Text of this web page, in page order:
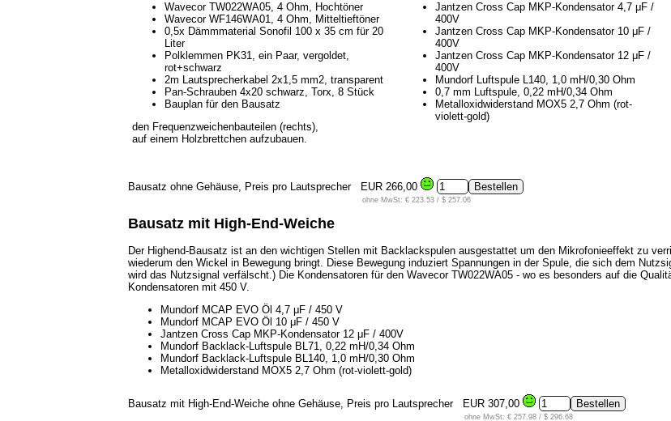
Wavecor TW022WA05, 4 Ohm, Hochtöner
Wavecor WF146WA01, 4 Ohm, Mitteltieftöner
0,5x Dämmmaterial Sonofil 100 x 35 cm für 20
Liter
Polklemmen PK31, ein Paar, vergoldet,
rot+schwarz
2m Lautsprecherkabel 2x1,5 mm2, transparent
Pan-Schrauben 4x20 schwarz, Torx, 8 Stück
Bauplan für den Bausatz
den Frequenzweichenbauteilen (rechts),
auf einem Holzbrettchen aufzubauen.
Jantzen Cross Cap MKP-Kondensator 4,7 μF /
400V
Jantzen Cross Cap MKP-Kondensator 10 μF /
400V
Jantzen Cross Cap MKP-Kondensator 12 μF /
400V
Mundorf Luftspule L140, 1,0 mH/0,30 Ohm
0,7 mm Luftspule, 0,22 mH/0,34 Ohm
Metalloxidwiderstand MOX5 2,7 Ohm (rot-
violett-gold)
Bausatz ohne Gehäuse, Preis pro Lautsprecher EUR 266,00
ohne MwSt: € 223.53 / $ 257.06
Bausatz mit High-End-Weiche
Der Highend-Bausatz ist an den wichtigen Stellen mit Backlackspulen ausgestattet um den Mikrofonieeffekt zu
wiederum den Wickel in Bewegung bringt. Diese Bewegung induziert Spannungen in der Spule, die sich dem
wird das Nutzsignal verfälscht.) Die Kondensatoren für den Wavecor TW022WA05 - wo es besonders auf die
Kondensatoren mit 450 V.
Mundorf MCAP EVO Öl 4,7 μF / 450 V
Mundorf MCAP EVO Öl 10 μF / 450 V
Jantzen Cross Cap MKP-Kondensator 12 μF / 400V
Mundorf Backlack-Luftspule BL71, 0,22 mH/0,34 Ohm
Mundorf Backlack-Luftspule BL140, 1,0 mH/0,30 Ohm
Metalloxidwiderstand MOX5 2,7 Ohm (rot-violett-gold)
Bausatz mit High-End-Weiche ohne Gehäuse, Preis pro Lautsprecher EUR 307,00
ohne MwSt: € 257.98 / $ 296.68